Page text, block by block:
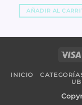
AÑADIR AL
INICIO